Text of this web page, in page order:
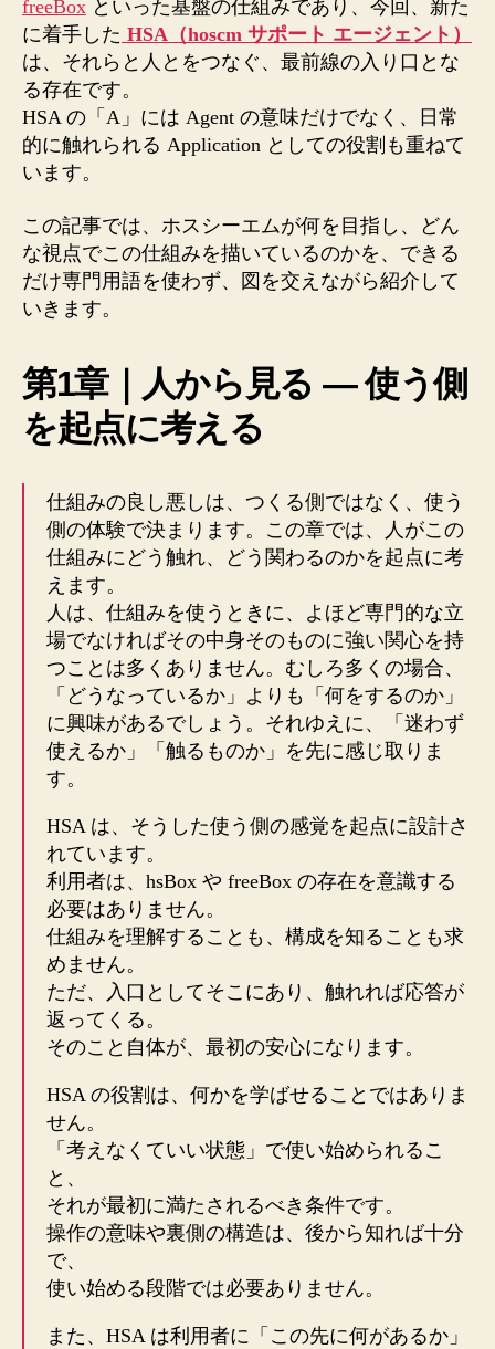
の
freeBox といった基盤の仕組みであり、今回、新た
に着手した HSA（hoscm サポート エージェント）
は、それらと人とをつなぐ、最前線の入り口とな
る存在です。
HSA の「A」には Agent の意味だけでなく、日常
的に触れられる Application としての役割も重ねて
います。
この記事では、ホスシーエムが何を目指し、どん
な視点でこの仕組みを描いているのかを、できる
だけ専門用語を使わず、図を交えながら紹介して
いきます。
第1章｜人から見る ― 使う側
を起点に考える
仕組みの良し悪しは、つくる側ではなく、使う
側の体験で決まります。この章では、人がこの
仕組みにどう触れ、どう関わるのかを起点に考
えます。
人は、仕組みを使うときに、よほど専門的な立
場でなければその中身そのものに強い関心を持
つことは多くありません。むしろ多くの場合、
「どうなっているか」よりも「何をするのか」
に興味があるでしょう。それゆえに、「迷わず
使えるか」「触るものか」を先に感じ取りま
す。
HSA は、そうした使う側の感覚を起点に設計さ
れています。
利用者は、hsBox や freeBox の存在を意識する
必要はありません。
仕組みを理解することも、構成を知ることも求
めません。
ただ、入口としてそこにあり、触れれば応答が
返ってくる。
そのこと自体が、最初の安心になります。
HSA の役割は、何かを学ばせることではありま
せん。
「考えなくていい状態」で使い始められるこ
と、
それが最初に満たされるべき条件です。
操作の意味や裏側の構造は、後から知れば十分
で、
使い始める段階では必要ありません。
また、HSA は利用者に「この先に何があるか」